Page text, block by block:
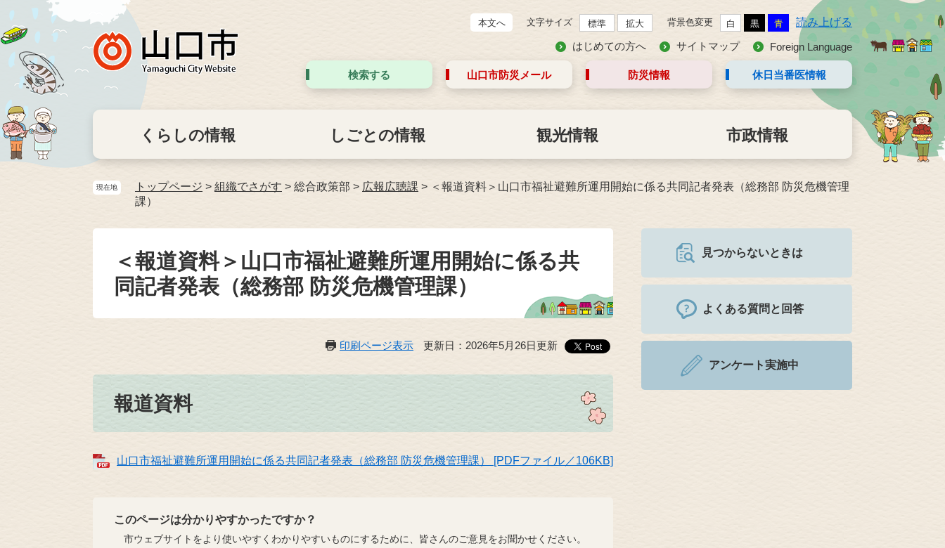
本文へ 文字サイズ 標準 拡大 背景色変更 白 黒 青 読み上げる
はじめての方へ サイトマップ Foreign Language
検索する 山口市防災 メール 防災情報 休日当番医情報
くらしの情報 しごとの情報 観光情報 市政情報
現在地 トップページ > 組織でさがす > 総合政策部 > 広報広聴課 > ＜報道資料＞山口市福祉避難所運用開始に係る共同記者発表（総務部 防災危機管理
課）
＜報道資料＞山口市福祉避難所運用開始に係る共
同記者発表（総務部 防災危機管理課）
印刷ページ表示 更新日：2026年5月26日更新
報道資料
山口市福祉避難所運用開始に係る共同記者発表（総務部 防災危機管理課） [PDFファイル／106KB]
このページは分かりやすかったですか？
市ウェブサイトをより使いやすくわかりやすいものにするために、皆さんのご意見をお聞かせください。
見つからないときは
よくある質問と回答
アンケート実施中